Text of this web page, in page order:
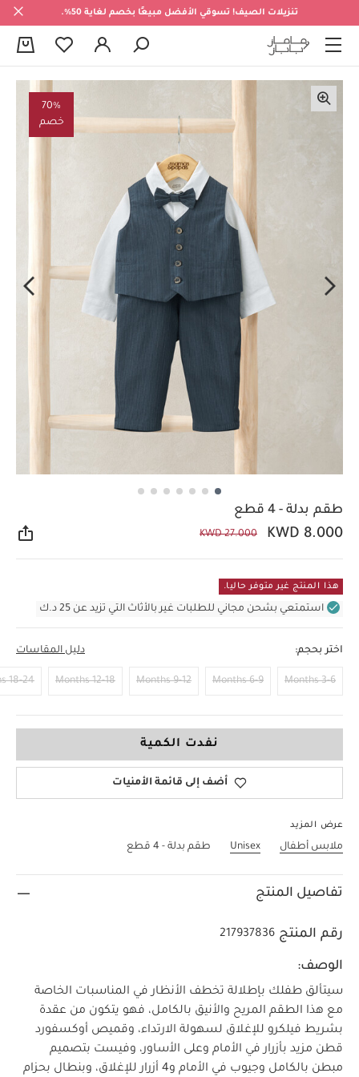
تنزيلات الصيف! تسوقي الأفضل مبيعًا بخصم لغاية 50%.
70%
خصم
طقم بدلة - 4 قطع
KWD 8.000
KWD 27.000
هذا المنتج غير متوفر حاليا.
استمتعي بشحن مجاني للطلبات غير بالأثاث التي تزيد عن 25 د.ك
اختر بحجم: دليل المقاسات
3-6 Months
6-9 Months
9-12 Months
12-18 Months
18-24 Months
نفدت الكمية
أضف إلى قائمة الأمنيات
عرض المزيد
ملابس أطفال Unisex طقم بدلة - 4 قطع
تفاصيل المنتج
رقم المنتج 217937836
الوصف:
سيتألق طفلك بإطلالة تخطف الأنظار في المناسبات الخاصة
مع هذا الطقم المريح والأنيق بالكامل، فهو يتكون من عقدة
بشريط فيلكرو للإغلاق لسهولة الارتداء، وقميص أوكسفورد
قطن مزيد بأزرار في الأمام وعلى الأساور، وفيست بتصميم
مبطن بالكامل وجيوب في الأمام و4 أزرار للإغلاق، وبنطال بحزام